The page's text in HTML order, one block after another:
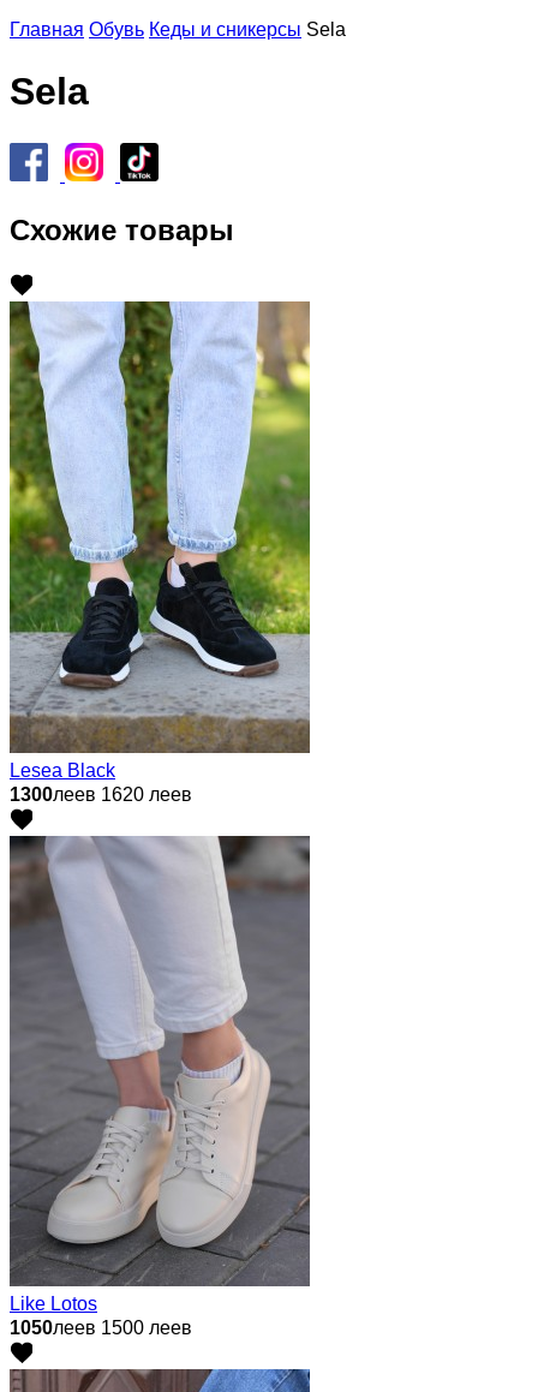
Главная Обувь Кеды и сникерсы Sela
Sela
Схожие товары
Lesea Black
1300леев 1620 леев
Like Lotos
1050леев 1500 леев